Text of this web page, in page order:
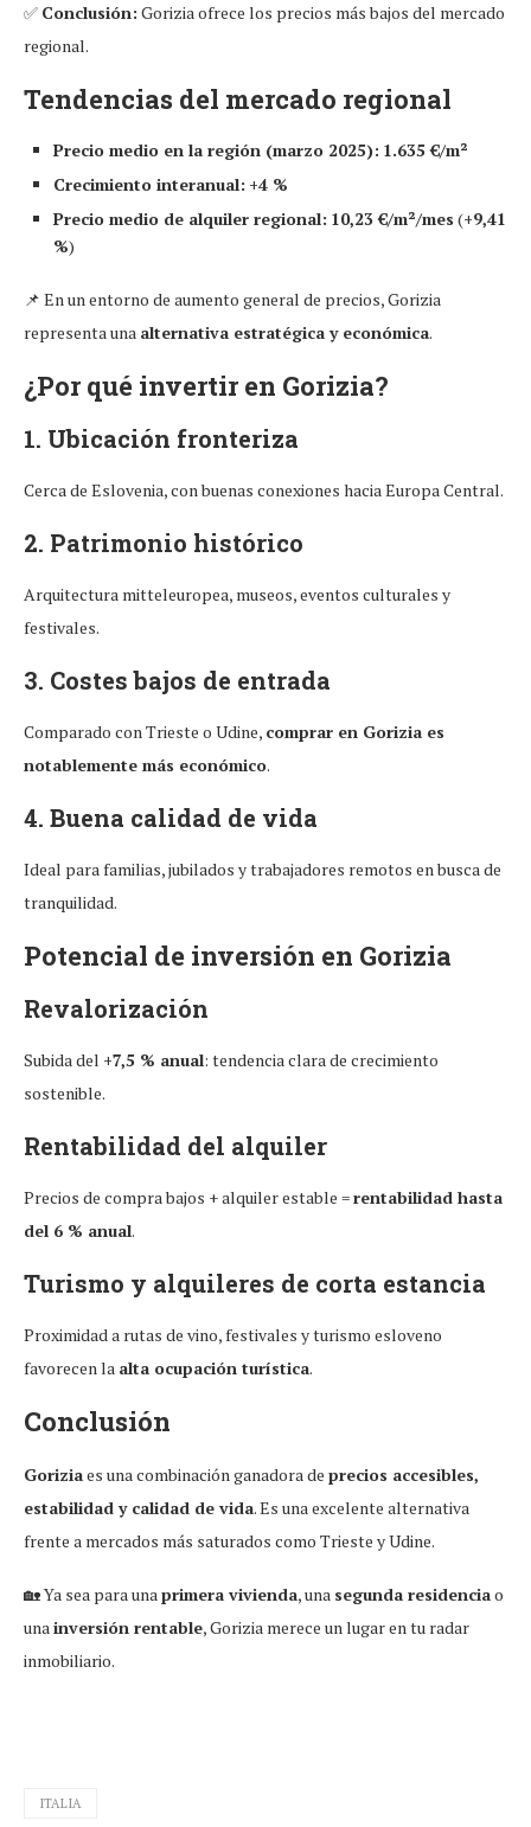
✅ Conclusión: Gorizia ofrece los precios más bajos del mercado
regional.
Tendencias del mercado regional
Precio medio en la región (marzo 2025): 1.635 €/m²
Crecimiento interanual: +4 %
Precio medio de alquiler regional: 10,23 €/m²/mes (+9,41
%)
📌 En un entorno de aumento general de precios, Gorizia
representa una alternativa estratégica y económica.
¿Por qué invertir en Gorizia?
1. Ubicación fronteriza
Cerca de Eslovenia, con buenas conexiones hacia Europa Central.
2. Patrimonio histórico
Arquitectura mitteleuropea, museos, eventos culturales y
festivales.
3. Costes bajos de entrada
Comparado con Trieste o Udine, comprar en Gorizia es
notablemente más económico.
4. Buena calidad de vida
Ideal para familias, jubilados y trabajadores remotos en busca de
tranquilidad.
Potencial de inversión en Gorizia
Revalorización
Subida del +7,5 % anual: tendencia clara de crecimiento
sostenible.
Rentabilidad del alquiler
Precios de compra bajos + alquiler estable =rentabilidad hasta
del 6 % anual.
Turismo y alquileres de corta estancia
Proximidad a rutas de vino, festivales y turismo esloveno
favorecen la alta ocupación turística.
Conclusión
Goriziaes una combinación ganadora de precios accesibles,
estabilidad y calidad de vida. Es una excelente alternativa
frente a mercados más saturados como Trieste y Udine.
🏡 Ya sea para unaprimera vivienda, una segunda residenciao
unainversión rentable, Gorizia merece un lugar en tu radar
inmobiliario.
ITALIA